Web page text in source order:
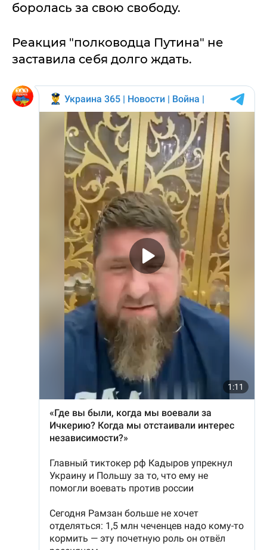
боролась за свою свободу.
Реакция "полководца Путина" не
заставила себя долго ждать.